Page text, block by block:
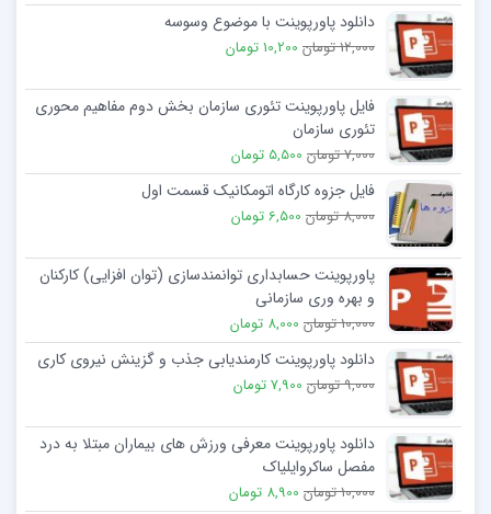
دانلود پاورپوینت با موضوع وسوسه
12,000 تومان 10,200 تومان
فایل پاورپوینت تئوری سازمان بخش دوم مفاهیم محوری
تئوری سازمان
7,000 تومان 5,500 تومان
فایل جزوه کارگاه اتومکانیک قسمت اول
8,000 تومان 6,500 تومان
پاورپوینت حسابداری توانمندسازی (توان افزایی) کارکنان
و بهره وری سازمانی
10,000 تومان 8,000 تومان
دانلود پاورپوینت کارمندیابی جذب و گزینش نیروی کاری
9,000 تومان 7,900 تومان
دانلود پاورپوینت معرفی ورزش های بیماران مبتلا به درد
مفصل ساکروایلیاک
10,000 تومان 8,900 تومان